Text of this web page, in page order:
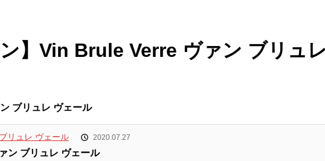
ン】Vin Brule Verre ヴァン ブリュ
ブリュレ ヴェール
2020.07.27
ン ブリュレ ヴェール